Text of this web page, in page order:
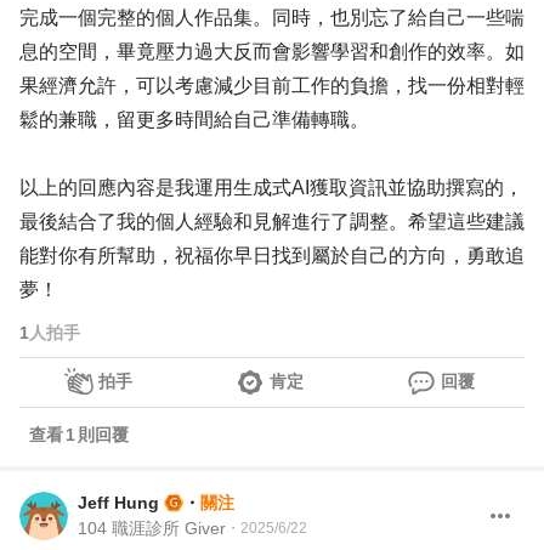
完成一個完整的個人作品集。同時，也別忘了給自己一些喘
息的空間，畢竟壓力過大反而會影響學習和創作的效率。如
果經濟允許，可以考慮減少目前工作的負擔，找一份相對輕
鬆的兼職，留更多時間給自己準備轉職。
以上的回應內容是我運用生成式AI獲取資訊並協助撰寫的，
最後結合了我的個人經驗和見解進行了調整。希望這些建議
能對你有所幫助，祝福你早日找到屬於自己的方向，勇敢追
夢！
1 人拍手
拍手 肯定 回覆
查看1 則回覆
Jeff Hung ・ 關注
104 職涯診所 Giver ・ 2025/6/22